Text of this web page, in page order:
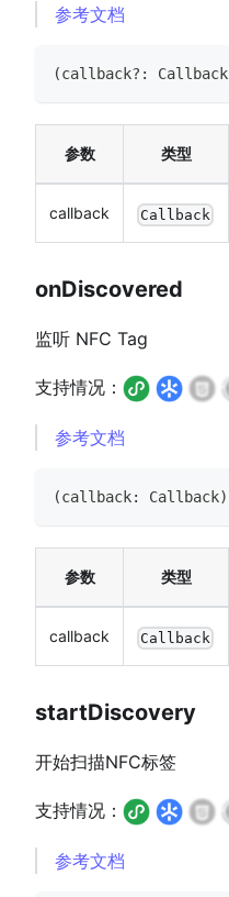
参考文档
(callback? : Callback
参数 类型
callback Callback
onDiscovered
监听 NFC Tag
支持情况：
参考文档
(callback: Callback)
参数 类型
callback Callback
startDiscovery
开始扫描NFC标签
支持情况：
参考文档